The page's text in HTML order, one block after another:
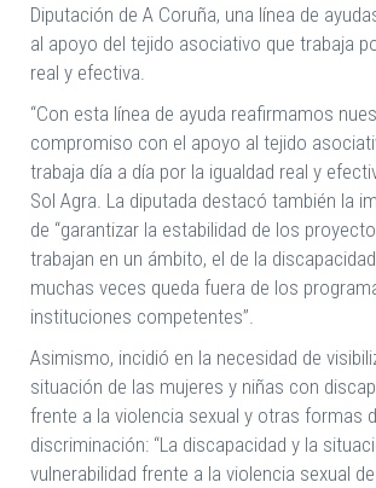
Diputación de A Coruña, una línea de
al apoyo del tejido asociativo que trabaja
real y efectiva.
“Con esta línea de ayuda reafirmamos
compromiso con el apoyo al tejido
trabaja día a día por la igualdad real y
Sol Agra. La diputada destacó también la
de “garantizar la estabilidad de los
trabajan en un ámbito, el de la
muchas veces queda fuera de los
instituciones competentes”.
Asimismo, incidió en la necesidad de
situación de las mujeres y niñas con
frente a la violencia sexual y otras formas
discriminación: “La discapacidad y la
vulnerabilidad frente a la violencia sexual